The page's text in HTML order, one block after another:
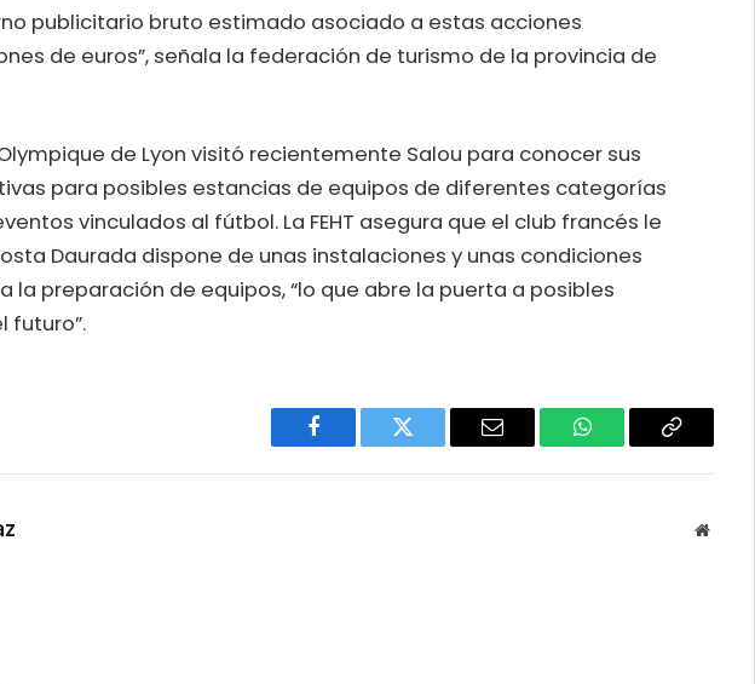
publicitario bruto estimado asociado a estas acciones
de euros”, señala la federación de turismo de la provincia de
de Lyon visitó recientemente Salou para conocer sus
para posibles estancias de equipos de diferentes categorías
vinculados al fútbol. La FEHT asegura que el club francés le
Daurada dispone de unas instalaciones y unas condiciones
la preparación de equipos, “lo que abre la puerta a posibles
futuro”.
Facebook Twitter Email WhatsAppCopy
Website